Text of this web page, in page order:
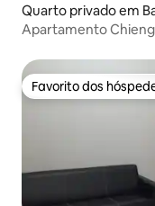
Quarto privado em
Apartamento Chieng
Favorito dos
Favorito dos